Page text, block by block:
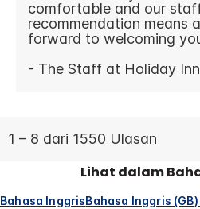
Lihat dalam
Bahasa InggrisBahasa Inggris (GB)